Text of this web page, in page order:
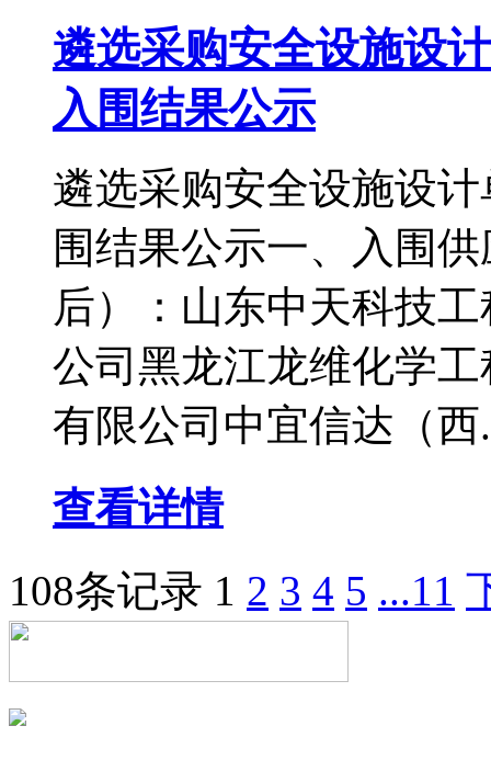
遴选采购安全设施设
入围结果公示
遴选采购安全设施设
围结果公示一、入围
后）：山东中天科技
公司黑龙江龙维化学
有限公司中宜信达（西
查看详情
108条记录 1 2 3 4 5 ...11